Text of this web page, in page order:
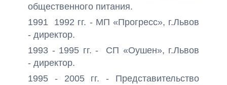
общественного питания.
1991 1992 гг. - МП «Прогресс», г.Львов
- директор.
1993 - 1995 гг. - СП «Оушен», г.Львов
- директор.
1995 - 2005 гг. - Представительство